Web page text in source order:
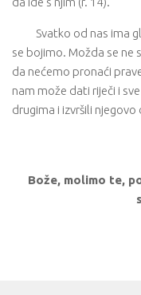
Svatko od nas ima
se bojimo. Možda se
da nećemo pronaći
nam može dati riječi i
drugima i izvršili njegovo
Bože, molimo te,